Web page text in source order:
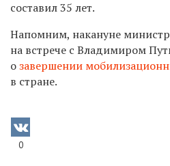
составил 35 лет.
Напомним, накануне
на встрече с Владимиром
озавершении
в стране.
0